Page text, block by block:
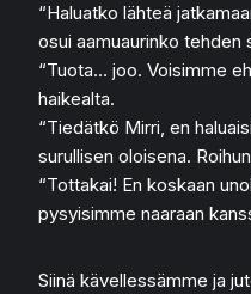
“Haluatko lähteä
osui aamuaurinko tehden
“Tuota… joo. Voisimme
haikealta.
“Tiedätkö Mirri, en
surullisen oloisena.
“Tottakai! En koskaan
pysyisimme naaraan
Siinä kävellessämme ja